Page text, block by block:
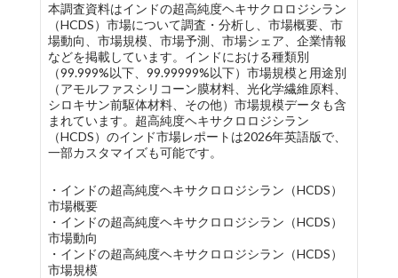
本調査資料はインドの超高純度ヘキサクロロジシラン
（HCDS）市場について調査・分析し、市場概要、市
場動向、市場規模、市場予測、市場シェア、企業情報
などを掲載しています。インドにおける種類別
（99.999%以下、99.99999%以下）市場規模と用途別
（アモルファスシリコーン膜材料、光化学繊維原料、
シロキサン前駆体材料、その他）市場規模データも含
まれています。超高純度ヘキサクロロジシラン
（HCDS）のインド市場レポートは2026年英語版で、
一部カスタマイズも可能です。
・インドの超高純度ヘキサクロロジシラン（HCDS）
市場概要
・インドの超高純度ヘキサクロロジシラン（HCDS）
市場動向
・インドの超高純度ヘキサクロロジシラン（HCDS）
市場規模